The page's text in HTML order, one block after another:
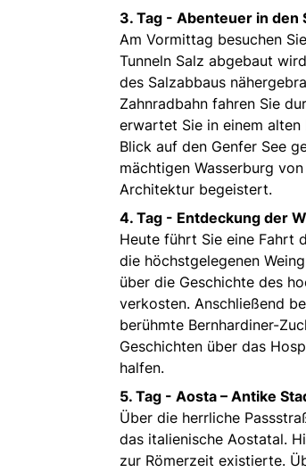
3. Tag - Abenteuer in den
Am Vormittag besuchen
Tunneln Salz abgebaut
des Salzabbaus
Zahnradbahn fahren Sie
erwartet Sie in einem alten
Blick auf den Genfer See
mächtigen Wasserburg
Architektur begeistert.
4. Tag - Entdeckung der
Heute führt Sie eine Fahrt
die höchstgelegenen
über die Geschichte des
verkosten. Anschließend
berühmte Bernhardiner-
Geschichten über das
halfen.
5. Tag - Aosta – Antike
Über die herrliche
das italienische Aostatal.
zur Römerzeit existierte.